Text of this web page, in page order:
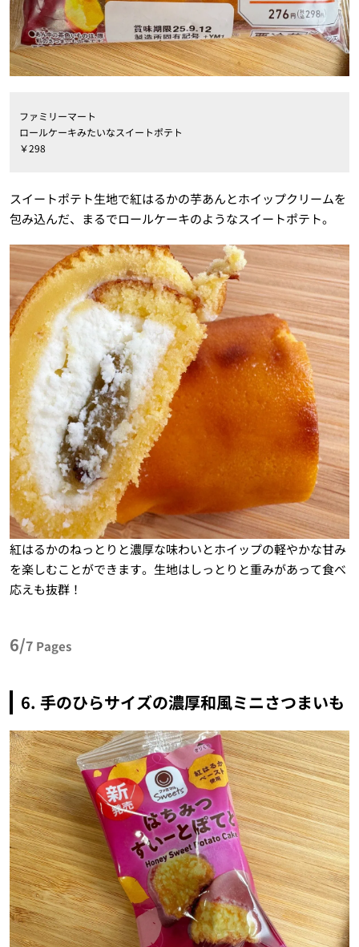
ファミリーマート
ロールケーキみたいなスイートポテト
￥298
スイートポテト生地で紅はるかの芋あんとホイップクリームを
包み込んだ、まるでロールケーキのようなスイートポテト。
紅はるかのねっとりと濃厚な味わいとホイップの軽やかな甘み
を楽しむことができます。生地はしっとりと重みがあって食べ
応えも抜群！
6/7 Pages
6. 手のひらサイズの濃厚和風ミニさつまいも